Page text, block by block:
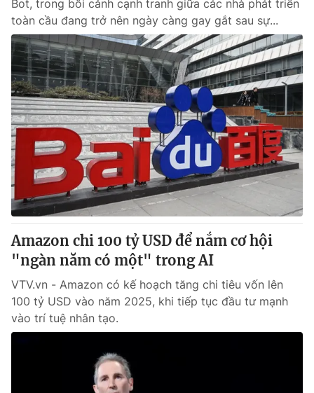
Bot, trong bối cảnh cạnh tranh giữa các nhà phát triển
toàn cầu đang trở nên ngày càng gay gắt sau sự...
Amazon chi 100 tỷ USD để nắm cơ hội
"ngàn năm có một" trong AI
VTV.vn - Amazon có kế hoạch tăng chi tiêu vốn lên
100 tỷ USD vào năm 2025, khi tiếp tục đầu tư mạnh
vào trí tuệ nhân tạo.